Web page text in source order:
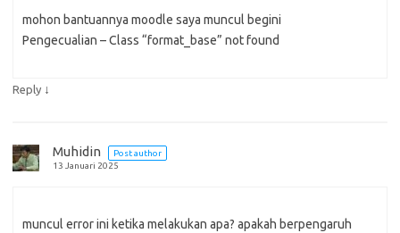
mohon bantuannya moodle saya muncul begini
Pengecualian – Class “format_base” not found
Reply ↓
Muhidin
Post author
13 Januari 2025
muncul error ini ketika melakukan apa? apakah berpengaruh